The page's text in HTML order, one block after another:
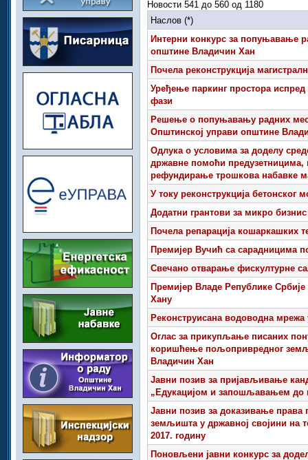
Новости 541 до 560 од 1180
Наслов (*)
Интерни конкурс за попуњавање
општине Владичин Хан
Почела реконструкција
Уређење паркинг простора
фази
Решење о попуњавању радних
Општинској управи општине
Одлука о условима за доделу
државне помоћи
рефундирање трошкова набавке
У току реконструкција бетонског
Додатни грантови за микро
Почела репарација кошаркашких
Премијер Вучић са сарадницима
Свечано отварање фискултурне
Премијер Владе Републике
Хану
Реконструисана водоводна
Оглас за прикупљање писаних
коришћење пољопривредног
Владичин Хан
Јавни позив за пријављивање
„Едукацијом и запошљавањем до
Јавни позив за доказивање права
земљишта у државној својини на
2017. годину
Поновљени јавни конкурс за